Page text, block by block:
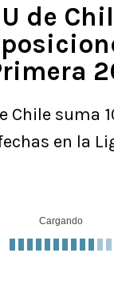
de
Chile suma
en la
Cargando